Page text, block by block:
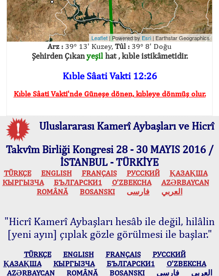
Leaflet | Powered by Esri | Earthstar Geographics
Arz : 39° 13' Kuzey, Tûl : 39° 8' Doğu
Şehirden Çıkanyeşilhat , kıble istikâmetidir.
Kıble Sâati Vakti 12:26
Kıble Sâati Vakti'nde Güneşe dönen, kıbleye dönmüş olur.
Uluslararası Kamerî Aybaşları ve Hicrî
Takvîm Birliği Kongresi 28 - 30 MAYIS 2016 /
İSTANBUL - TÜRKİYE
TÜRKÇE ENGLISH FRANÇAIS РУССКИЙ
ҚАЗАҚША
КЫPГЫЗЧA
БЪЛГАРСКИ1 O’ZBEKCHA
AZӘRBAYCAN
ROMÂNĂ
BOSANSKI العربي فارسی
"Hicrî Kamerî Aybaşları hesâb ile değil, hilâlin
[yeni ayın] çıplak gözle görülmesi ile başlar."
TÜRKÇE ENGLISH FRANÇAIS
РУССКИЙ
ҚАЗАҚША
КЫPГЫЗЧA БЪЛГАРСКИ1
O’ZBEKCHA
AZӘRBAYCAN
ROMÂNĂ BOSANSKI العربي فارسی